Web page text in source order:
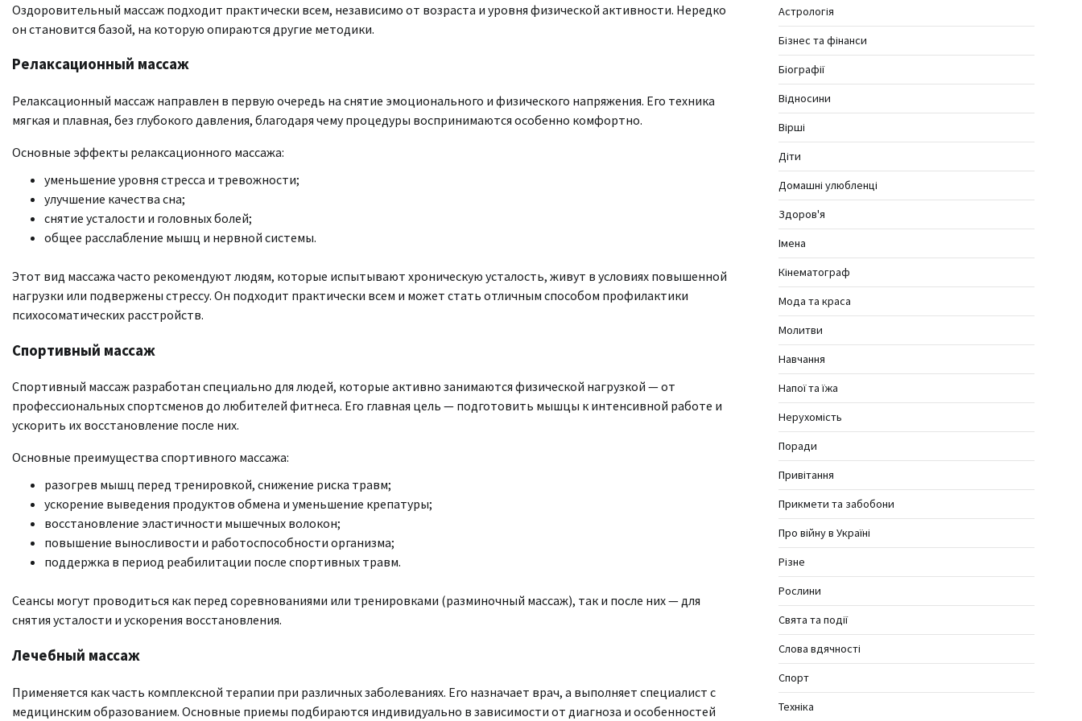
Оздоровительный массаж подходит практически всем, независимо от возраста и уровня физической активности. Нередко
он становится базой, на которую опираются другие методики.
Релаксационный массаж
Релаксационный массаж направлен в первую очередь на снятие эмоционального и физического напряжения. Его техника
мягкая и плавная, без глубокого давления, благодаря чему процедуры воспринимаются особенно комфортно.
Основные эффекты релаксационного массажа:
уменьшение уровня стресса и тревожности;
улучшение качества сна;
снятие усталости и головных болей;
общее расслабление мышц и нервной системы.
Этот вид массажа часто рекомендуют людям, которые испытывают хроническую усталость, живут в условиях повышенной
нагрузки или подвержены стрессу. Он подходит практически всем и может стать отличным способом профилактики
психосоматических расстройств.
Спортивный массаж
Спортивный массаж разработан специально для людей, которые активно занимаются физической нагрузкой — от
профессиональных спортсменов до любителей фитнеса. Его главная цель — подготовить мышцы к интенсивной работе и
ускорить их восстановление после них.
Основные преимущества спортивного массажа:
разогрев мышц перед тренировкой, снижение риска травм;
ускорение выведения продуктов обмена и уменьшение крепатуры;
восстановление эластичности мышечных волокон;
повышение выносливости и работоспособности организма;
поддержка в период реабилитации после спортивных травм.
Сеансы могут проводиться как перед соревнованиями или тренировками (разминочный массаж), так и после них — для
снятия усталости и ускорения восстановления.
Лечебный массаж
Применяется как часть комплексной терапии при различных заболеваниях. Его назначает врач, а выполняет специалист с
медицинским образованием. Основные приемы подбираются индивидуально в зависимости от диагноза и особенностей
Астрологія
Бізнес та фінанси
Біографії
Відносини
Вірші
Діти
Домашні улюбленці
Здоров'я
Імена
Кінематограф
Мода та краса
Молитви
Навчання
Напої та їжа
Нерухомість
Поради
Привітання
Прикмети та забобони
Про війну в Україні
Різне
Рослини
Свята та події
Слова вдячності
Спорт
Техніка